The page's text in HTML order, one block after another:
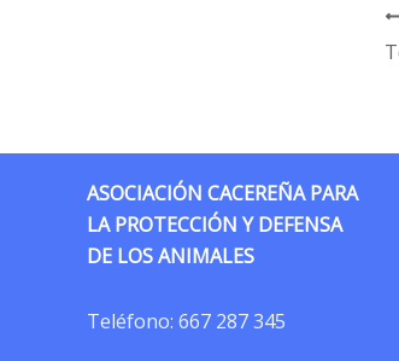
ASOCIACIÓN CACEREÑA PARA
LA PROTECCIÓN Y DEFENSA
DE LOS ANIMALES
Teléfono: 667 287 345